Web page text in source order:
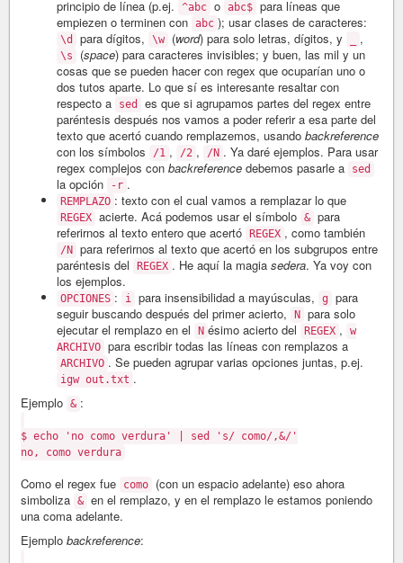
principio de línea (p.ej. ^abc o abc$ para líneas que
empiezen o terminen con abc ); usar clases de caracteres:
\d para dígitos, \w (word) para solo letras, dígitos, y ,
\s (space) para caracteres invisibles; y buen, las mil y un
cosas que se pueden hacer con regex que ocuparían uno o
dos tutos aparte. Lo que sí es interesante resaltar con
respecto a
sed
es que si agrupamos partes del regex entre
paréntesis después nos vamos a poder referir a esa parte del
texto que acertó cuando remplazemos, usando backreference
con los símbolos
/1 , /2 , /N . Ya daré ejemplos. Para usar
regex complejos con backreference debemos pasarle a sed
la opción -r .
REMPLAZO : texto con el cual vamos a remplazar lo que
REGEX acierte. Acá podemos usar el símbolo & para
referirnos al texto entero que acertó REGEX , como también
/N para referirnos al texto que acertó en los subgrupos entre
paréntesis del
REGEX . He aquí la magia sedera. Ya voy con
los ejemplos.
OPCIONES : i para insensibilidad a mayúsculas, g
para
seguir buscando después del primer acierto,
N para solo
ejecutar el remplazo en el
N ésimo acierto del REGEX ,
w
ARCHIVO para escribir todas las líneas con remplazos a
ARCHIVO . Se pueden agrupar varias opciones juntas, p.ej.
igw out.txt .
Ejemplo & :
$ echo 'no como verdura' | sed 's/ como/,&/'
no, como verdura
Como el regex fue como
(con un espacio adelante) eso ahora
simboliza & en el remplazo, y en el remplazo le estamos poniendo
una coma adelante.
Ejemplo backreference: